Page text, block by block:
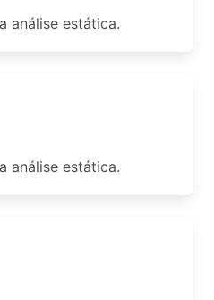
análise estática.
análise estática.